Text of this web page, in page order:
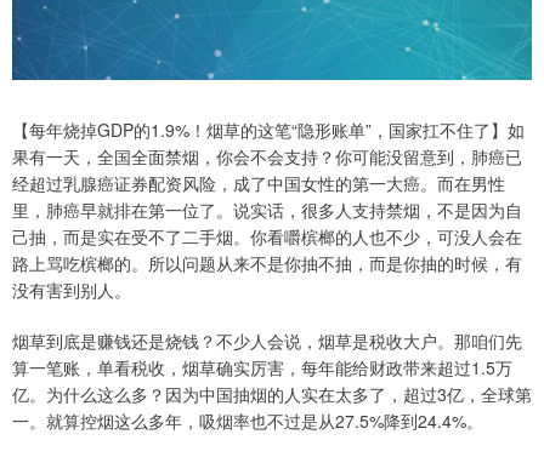
【每年烧掉GDP的1.9%！烟草的这笔“隐形账单”，国家扛不住了】如
果有一天，全国全面禁烟，你会不会支持？你可能没留意到，肺癌已
经超过乳腺癌证券配资风险，成了中国女性的第一大癌。而在男性
里，肺癌早就排在第一位了。说实话，很多人支持禁烟，不是因为自
己抽，而是实在受不了二手烟。你看嚼槟榔的人也不少，可没人会在
路上骂吃槟榔的。所以问题从来不是你抽不抽，而是你抽的时候，有
没有害到别人。
烟草到底是赚钱还是烧钱？不少人会说，烟草是税收大户。那咱们先
算一笔账，单看税收，烟草确实厉害，每年能给财政带来超过1.5万
亿。为什么这么多？因为中国抽烟的人实在太多了，超过3亿，全球第
一。就算控烟这么多年，吸烟率也不过是从27.5%降到24.4%。